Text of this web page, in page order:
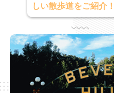
しい散歩道をご紹介！